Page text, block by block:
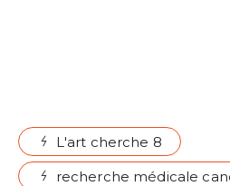
L'art cherche 8
recherche médicale